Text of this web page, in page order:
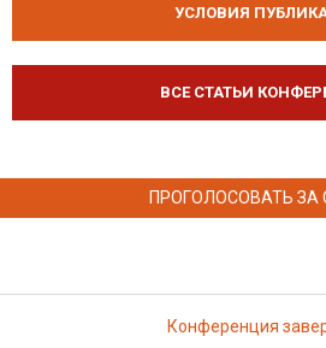
УСЛОВИЯ
ВСЕ СТАТЬИ
ПРОГОЛОСОВАТЬ ЗА
Конференция